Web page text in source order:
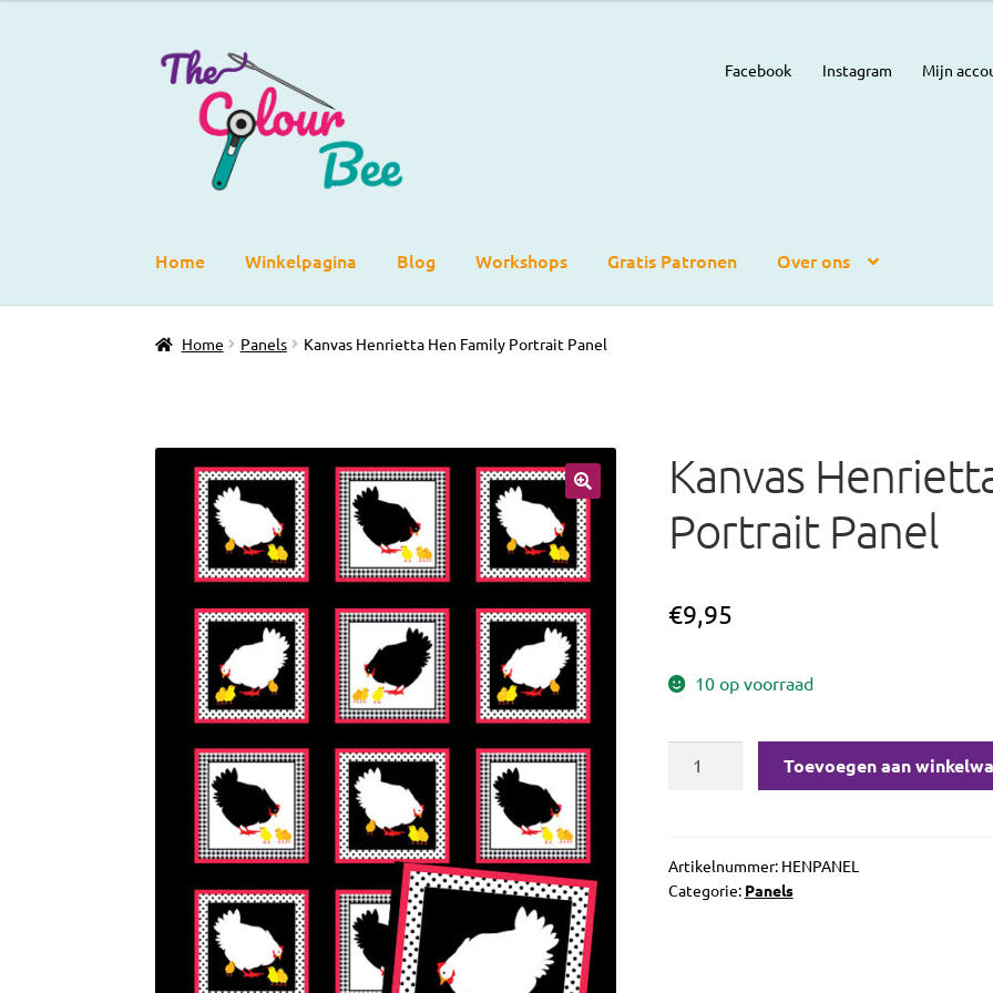
Ga
door
navigatie
Ga
direct
Facebook Instagram Mijn
Home Winkelpagina Blog Workshops Gratis Patronen Over ons
Home Panels Kanvas Henrietta Hen Family Portrait Panel
🔍
Kanvas
Portrait Panel
€9,95
10 op voorraad
Portrait
Panel
Toevoegen aan
Artikelnummer: HENPANEL
Categorie: Panels